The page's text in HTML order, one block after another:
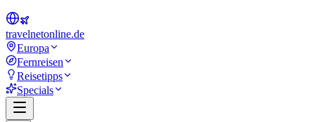
travelnetonline.de
Europa
Fernreisen
Reisetipps
Specials